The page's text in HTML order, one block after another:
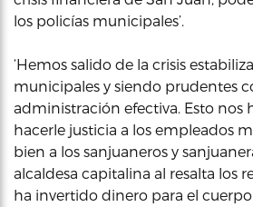
los policías municipales’.
‘Hemos salido de la crisis
municipales y siendo prudentes
administración efectiva. Esto nos
hacerle justicia a los empleados
bien a los sanjuaneros y
alcaldesa capitalina al resalta los
ha invertido dinero para el